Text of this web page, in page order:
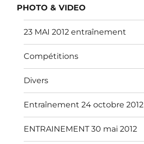
PHOTO & VIDEO
23 MAI 2012 entraînement
Compétitions
Divers
Entraînement 24 octobre 2012
ENTRAINEMENT 30 mai 2012